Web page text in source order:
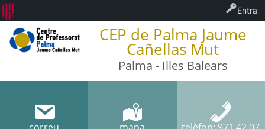
CEP de Palma Jaume
Cañellas Mut
Palma - Illes Balears
Entra